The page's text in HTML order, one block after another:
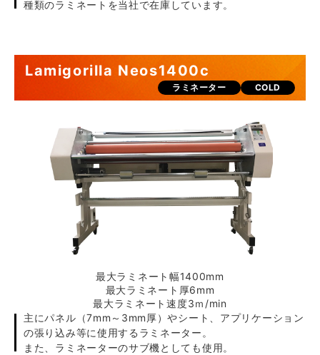
種類のラミネートを当社で在庫しています。
Lamigorilla Neos1400c
ラミネーター COLD
最大ラミネート幅1400mm
最大ラミネート厚6mm
最大ラミネート速度3ｍ/min
主にパネル（7mm～3mm厚）やシート、アプリケーション
の張り込み等に使用するラミネーター。
また、ラミネーターのサブ機としても使用。